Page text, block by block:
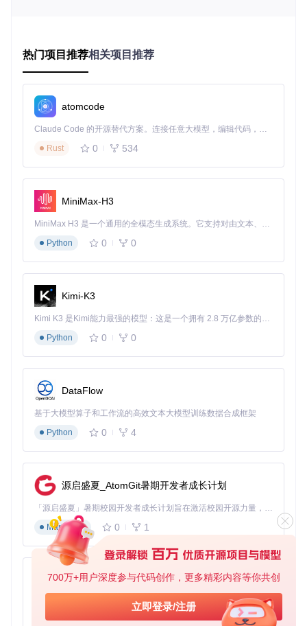
700万+用户深度参与代码创作，更多精彩内容等你共创
立即登录/注册
规范一致性保障
作的高效与代码质量的稳定
[!TIP] 思考点：回顾你当前项目中需求文档与代码实现之间
的转化效率，Spec-Driven Development能解决哪些具体
痛点？尝试列出3个你认为最有价值的应用场景。
常见问题
A: 特别适合需求明确、业务逻辑相对稳定的项目，对于探索性
强、需求频繁变化的项目，建议先建立核心规范框架，再逐步
迭代。
A: 恰恰相反，Spec Kit解放了开发者的重复性工作，使其能够
专注于更具创造性的设计与复杂问题解决，提升个人价值与团
队效率。
核心流程：Spec-Driven Development的四阶
段工作流
1. 原则定义阶段
在项目启动初期，通过定义明确的开发原则与规范，为整个开
发过程建立基础框架。这一阶段的核心是回答"我们要遵循什
则。
操作方法 ：使用Spec Kit的constitution命令初始化项目原则文
档：
# 初始化项目原则文档
然后编辑生成的文档，加入关于代码质量、安全标准、性能要
求等方面的具体原则。
预期结果
：生成一份结构化的项目原则文档，作为所有开发活
热门项目推荐相关项目推荐
atomcode
Claude Code 的开源替代方案。连接任意大模型，编辑代码，运行命令，自动验证 — 全自动执行。用 Rust 构建，极致性能。 ｜ An open-source alternative to Claude Code. Connect any LLM, edit code, run commands, and verify changes — autonomously. Built in Rust for speed. Get Started
Rust
0 534
MiniMax-H3
MiniMax H3 是一个通用的全模态生成系统。它支持对由文本、图像、视频和音频组成的多模态上下文进行统一理解，并能生成分辨率高达 2K、时长可达 15 秒的带原生立体声音频的视频。得益于面向任务泛化的系统设计，H3 在预训练阶段就已具备广泛的多模态上下文理解与生成能力，能够出色地执行复杂的多模态指令。
Python
0 0
Kimi-K3
Kimi K3 是Kimi能力最强的模型：这是一个拥有 2.8 万亿参数的混合专家（MoE）模型，具备原生视觉理解能力，并支持 100 万 token 的上下文窗口。
Python
0 0
DataFlow
基于大模型算子和工作流的高效文本大模型训练数据合成框架
Python
0 4
源启盛夏_AtomGit暑期开发者成长计划
「源启盛夏」暑期校园开发者成长计划旨在激活校园开源力量，通过积分激励、认证扶持、资源倾斜等形式，引导高校组织和开发者完成「入驻 — 建项目 — 做贡献 — 获认证 — 得资源」的完整闭环。无论你是想带领社团入驻平台的组织者，还是希望用代码贡献证明自己的开发者，都能在这里找到属于你的成长路径。
Markdown
0 1
py-xiaozhi
基于Python的Xiaozhi AI，适用于想要完整Xiaozhi体验而无需拥有专用硬件的用户。
Python
0 1